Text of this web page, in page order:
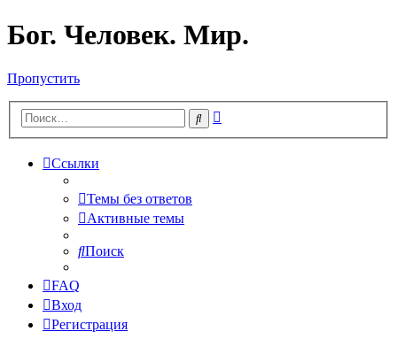
Бог. Человек. Мир.
Пропустить
Поиск
Ссылки
Темы без ответов
Активные темы
Поиск
FAQ
Вход
Регистрация